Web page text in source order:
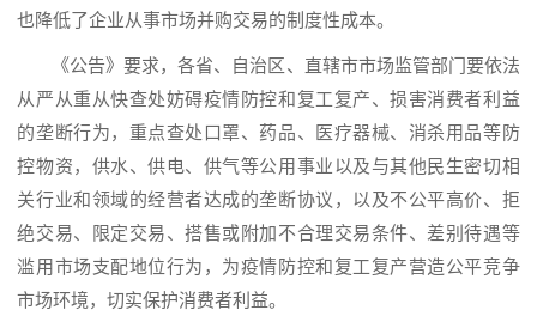
也降低了企业从事市场并购交易的制度性成本。
《公告》要求，各省、自治区、直辖市市场监管部门要依法
从严从重从快查处妨碍疫情防控和复工复产、损害消费者利益
的垄断行为，重点查处口罩、药品、医疗器械、消杀用品等防
控物资，供水、供电、供气等公用事业以及与其他民生密切相
关行业和领域的经营者达成的垄断协议，以及不公平高价、拒
绝交易、限定交易、搭售或附加不合理交易条件、差别待遇等
滥用市场支配地位行为，为疫情防控和复工复产营造公平竞争
市场环境，切实保护消费者利益。